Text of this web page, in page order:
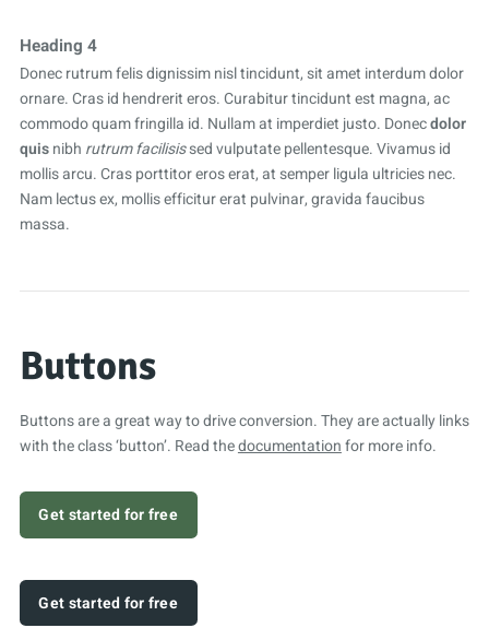
Heading 4
Donec rutrum felis dignissim nisl tincidunt, sit amet interdum dolor
ornare. Cras id hendrerit eros. Curabitur tincidunt est magna, ac
commodo quam fringilla id. Nullam at imperdiet justo. Donecdolor
quisnibh rutrum facilisissed vulputate pellentesque. Vivamus id
mollis arcu. Cras porttitor eros erat, at semper ligula ultricies nec.
Nam lectus ex, mollis efficitur erat pulvinar, gravida faucibus
massa.
Buttons
Buttons are a great way to drive conversion. They are actually links
with the class ‘button’. Read thedocumentationfor more info.
Get started for free
Get started for free